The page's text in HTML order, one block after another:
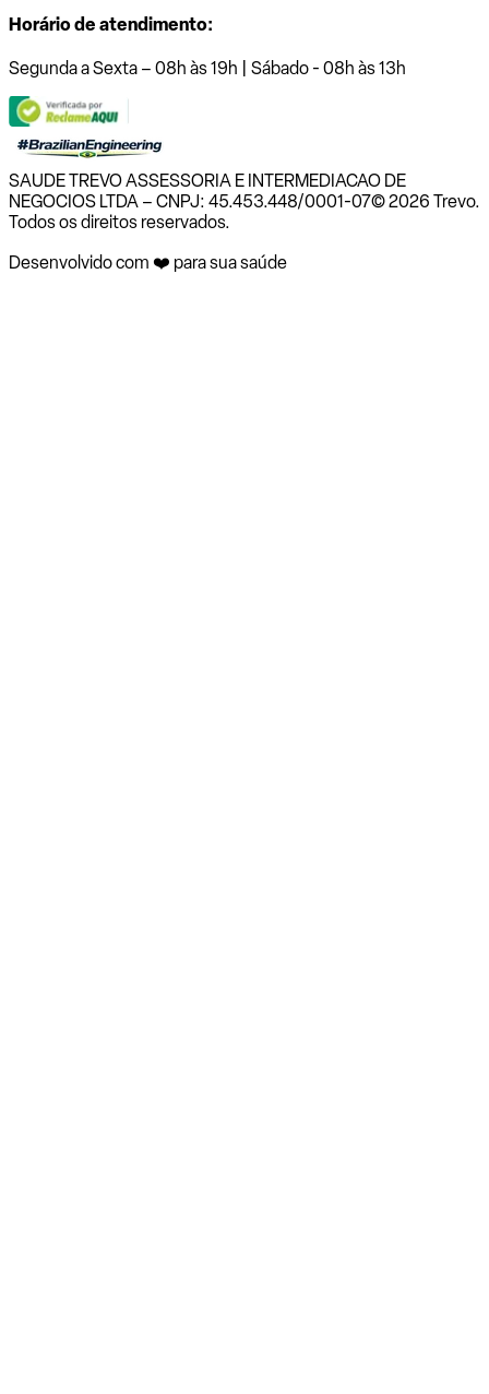
Horário de atendimento:
Segunda a Sexta – 08h às 19h | Sábado - 08h às 13h
SAUDE TREVO ASSESSORIA E INTERMEDIACAO DE
NEGOCIOS LTDA – CNPJ: 45.453.448/0001-07© 2026 Trevo.
Todos os direitos reservados.
Desenvolvido com ❤️ para sua saúde